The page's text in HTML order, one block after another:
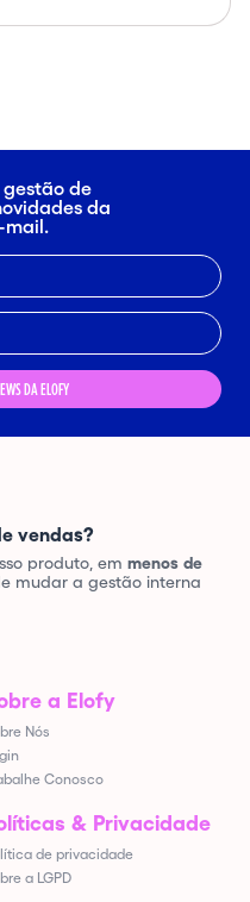
de
da
mail.
DA ELOFY
vendas?
produto, em menos de
mudar a gestão interna
a Elofy
Nós
Conosco
& Privacidade
de privacidade
a LGPD